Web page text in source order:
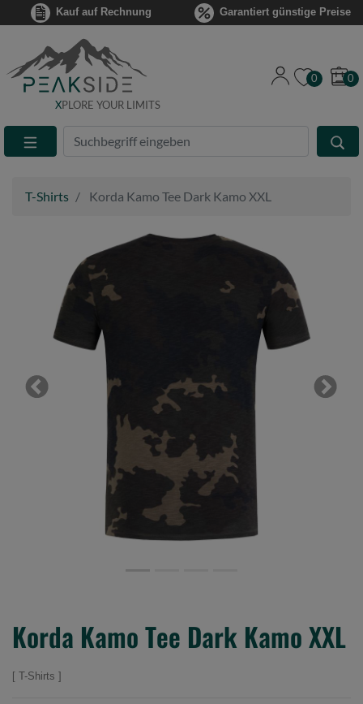
Kauf auf Rechnung Garantiert günstige Preise
XPLORE YOUR LIMITS
Suche
Eingabefeld
0 0
T-Shirts Korda Kamo Tee Dark Kamo XXL
Previous Next
Korda Kamo Tee Dark Kamo XXL
T-Shirts